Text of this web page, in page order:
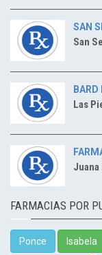
SAN
San
BARD
Las
FARMACIAS POR
Ponce Isabela